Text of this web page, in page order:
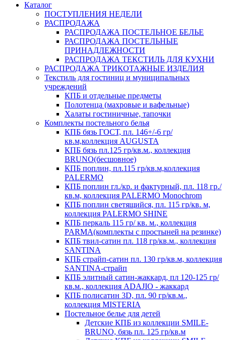
Каталог
ПОСТУПЛЕНИЯ НЕДЕЛИ
РАСПРОДАЖА
РАСПРОДАЖА ПОСТЕЛЬНОЕ БЕЛЬЕ
РАСПРОДАЖА ПОСТЕЛЬНЫЕ
ПРИНАДЛЕЖНОСТИ
РАСПРОДАЖА ТЕКСТИЛЬ ДЛЯ КУХНИ
РАСПРОДАЖА ТРИКОТАЖНЫЕ ИЗДЕЛИЯ
Текстиль для гостиниц и муниципальных
учреждений
КПБ и отдельные предметы
Полотенца (махровые и вафельные)
Халаты гостиничные, тапочки
Комплекты постельного белья
КПБ бязь ГОСТ, пл. 146+/-6 гр/
кв.м,коллекция AUGUSTA
КПБ бязь пл.125 гр/кв.м., коллекция
BRUNO(бесшовное)
КПБ поплин, пл.115 гр/кв.м,коллекция
PALERMO
КПБ поплин гл./кр. и фактурный, пл. 118 гр./
кв.м, коллекция PALERMO Monochrom
КПБ поплин светящийся, пл. 115 гр/кв. м,
коллекция PALERMO SHINE
КПБ перкаль 115 гр/ кв. м., коллекция
PARMA(комплекты с простыней на резинке)
КПБ твил-сатин пл. 118 гр/кв.м., коллекция
SANTINA
КПБ страйп-сатин пл. 130 гр/кв.м, коллекция
SANTINA-страйп
КПБ элитный сатин-жаккард, пл 120-125 гр/
кв.м., коллекция ADAJIO - жаккард
КПБ полисатин 3D, пл. 90 гр/кв.м.,
коллекция MISTERIA
Постельное белье для детей
Детские КПБ из коллекции SMILE-
BRUNO, бязь пл. 125 гр/кв.м